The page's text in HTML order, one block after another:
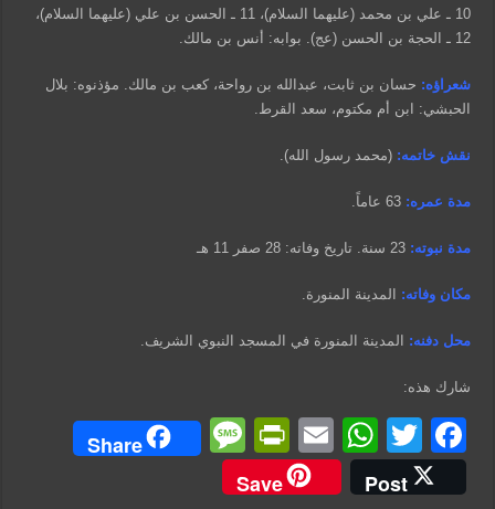
10 ـ علي بن محمد (عليهما السلام)، 11 ـ الحسن بن علي (عليهما السلام)،
12 ـ الحجة بن الحسن (عج). بوابه: أنس بن مالك.
شعراؤه: حسان بن ثابت، عبدالله بن رواحة، كعب بن مالك. مؤذنوه: بلال
الحبشي: ابن أم مكتوم، سعد القرط.
نقش خاتمه: (محمد رسول الله).
مدة عمره: 63 عاماً.
مدة نبوته: 23 سنة. تاريخ وفاته: 28 صفر 11 هـ
مكان وفاته: المدينة المنورة.
محل دفنه: المدينة المنورة في المسجد النبوي الشريف.
شارك هذه:
F
a
T
wi
W
h
E
m
Pr
in
M
Share
Post
Save